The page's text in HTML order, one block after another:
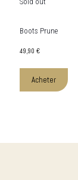
Boots Prune
49,90 €
Acheter